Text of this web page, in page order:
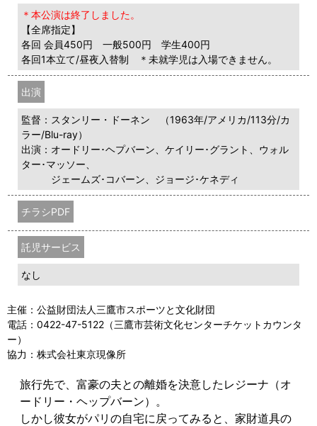
＊本公演は終了しました。
【全席指定】
各回 会員450円 一般500円 学生400円
各回1本立て/昼夜入替制 ＊未就学児は入場できません。
出演
監督：スタンリー・ドーネン （1963年/アメリカ/113分/カ
ラー/Blu-ray）
出演：オードリー･ヘプバーン、ケイリー･グラント、ウォル
ター･マッソー、
ジェームズ･コバーン、ジョージ･ケネディ
チラシPDF
託児サービス
なし
主催：公益財団法人三鷹市スポーツと文化財団
電話：0422-47-5122（三鷹市芸術文化センターチケットカウンタ
ー）
協力：株式会社東京現像所
旅行先で、富豪の夫との離婚を決意したレジーナ（オ
ードリー・ヘップバーン）。
しかし彼女がパリの自宅に戻ってみると、家財道具の